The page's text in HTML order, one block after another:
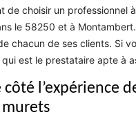
de choisir un professionnel
le 58250 et à
chacun de ses clients. Si
est le prestataire apte à
l’expérience